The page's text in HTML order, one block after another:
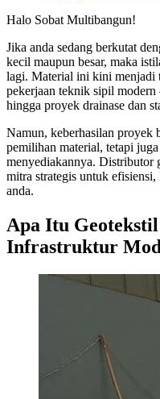
Halo Sobat Multibangun!
Jika anda sedang berkutat
kecil maupun besar, maka
lagi. Material ini kini menjadi
pekerjaan teknik sipil
hingga proyek drainase dan
Namun, keberhasilan proyek
pemilihan material, tetapi
menyediakannya. Distributor
mitra strategis untuk
anda.
Apa Itu
Infrastruktur